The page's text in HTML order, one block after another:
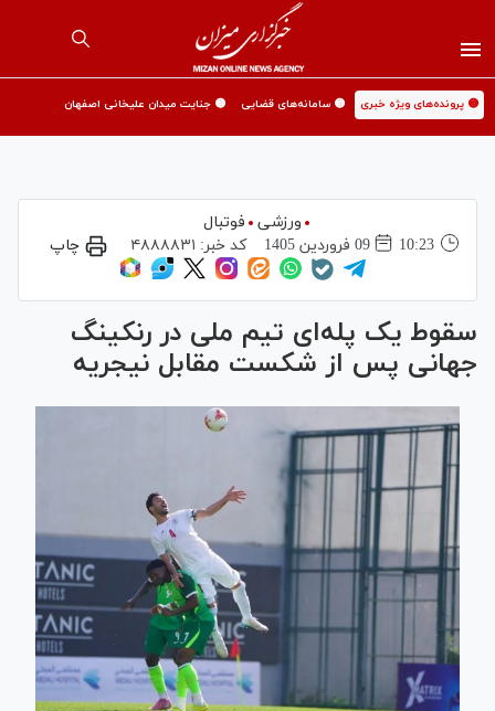
🟡 پرونده‌های ویژه خبری 🟡 سامانه‌های قضایی 🟡 جنایت میدان علیخانی اصفهان
ورزشی
فوتبال
10:23
09 فروردين 1405 کد خبر: ۴۸۸۸۸۳۱ چاپ
سقوط یک پله‌ای تیم ملی در رنکینگ
جهانی پس از شکست مقابل نیجریه